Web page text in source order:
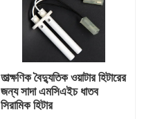
তাত্ক্ষণিক বৈদ্যুতিক ওয়াটার হিটারের
জন্য সাদা এমসিএইচ ধাতব
সিরামিক হিটার